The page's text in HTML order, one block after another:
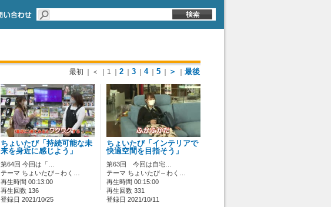
最初 ｜＜ ｜1 2 3 4 5 ＞ 最後
ちょいたび「持続可能な未
来を身近に感じよう」
第64回 今回は「…
テーマ ちょいたび～わく…
再生時間 00:13:00
再生回数 136
登録日 2021/10/25
ちょいたび「インテリアで
快適空間を目指そう」
第63回 今回は自宅…
テーマ ちょいたび～わく…
再生時間 00:15:00
再生回数 331
登録日 2021/10/11